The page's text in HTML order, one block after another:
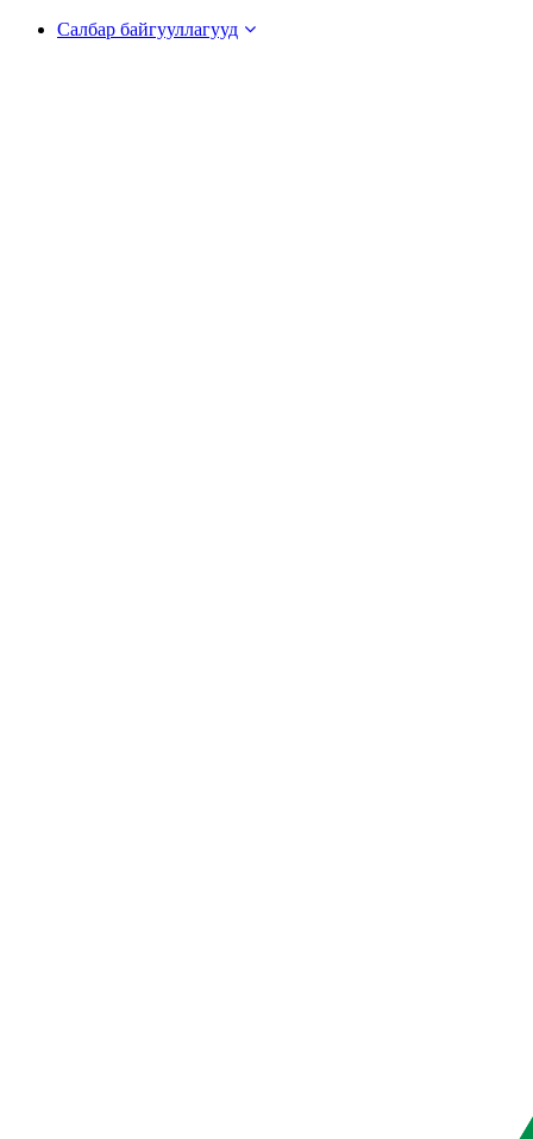
Салбар байгууллагууд